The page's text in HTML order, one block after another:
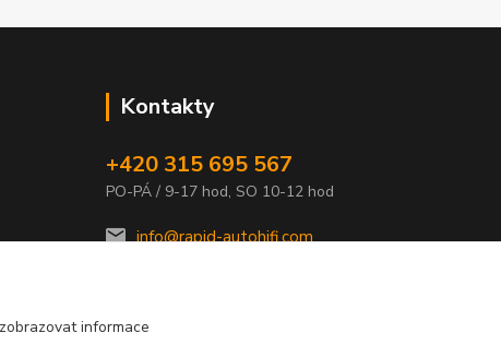
Kontakty
+420 315 695 567
PO-PÁ / 9-17 hod, SO 10-12 hod
info@rapid-autohifi.com
informace